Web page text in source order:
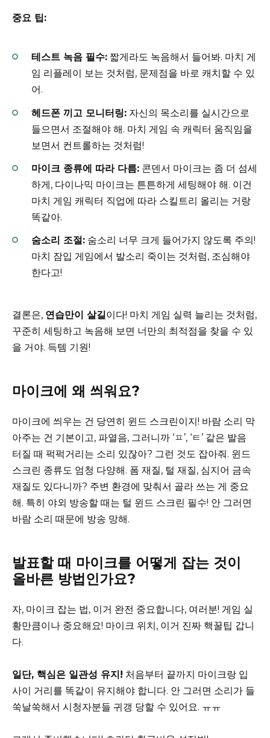
중요 팁:
테스트 녹음 필수: 짧게라도 녹음해서 들어봐. 마치 게
임 리플레이 보는 것처럼, 문제점을 바로 캐치할 수 있
어.
헤드폰 끼고 모니터링: 자신의 목소리를 실시간으로
들으면서 조절해야 해. 마치 게임 속 캐릭터 움직임을
보면서 컨트롤하는 것처럼!
마이크 종류에 따라 다름: 콘덴서 마이크는 좀 더 섬세
하게, 다이나믹 마이크는 튼튼하게 세팅해야 해. 이건
마치 게임 캐릭터 직업에 따라 스킬트리 올리는 거랑
똑같아.
숨소리 조절: 숨소리 너무 크게 들어가지 않도록 주의!
마치 잠입 게임에서 발소리 죽이는 것처럼, 조심해야
한다고!
결론은, 연습만이 살길이다! 마치 게임 실력 늘리는 것처럼,
꾸준히 세팅하고 녹음해 보면 너만의 최적점을 찾을 수 있
을 거야. 득템 기원!
마이크에 왜 씌워요?
마이크에 씌우는 건 당연히 윈드 스크린이지! 바람 소리 막
아주는 건 기본이고, 파열음, 그러니까 ‘ㅍ’, ‘ㅌ’ 같은 발음
터질 때 퍽퍽거리는 소리 있잖아? 그런 것도 잡아줘. 윈드
스크린 종류도 엄청 다양해. 폼 재질, 털 재질, 심지어 금속
재질도 있다니까? 주변 환경에 맞춰서 골라 쓰는 게 중요
해. 특히 야외 방송할 때는 털 윈드 스크린 필수! 안 그러면
바람 소리 때문에 방송 망해.
발표할 때 마이크를 어떻게 잡는 것이
올바른 방법인가요?
자, 마이크 잡는 법, 이거 완전 중요합니다, 여러분! 게임 실
황만큼이나 중요해요! 마이크 위치, 이거 진짜 핵꿀팁 갑니
다.
일단, 핵심은 일관성 유지! 처음부터 끝까지 마이크랑 입
사이 거리를 똑같이 유지해야 합니다. 안 그러면 소리가 들
쑥날쑥해서 시청자분들 귀갱 당할 수 있어요. ㅠㅠ